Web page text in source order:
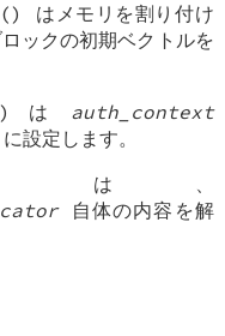
() はメモリを割り付け
ックの初期ベクトルを
は auth_context
設定します。
は、
自体の内容を解